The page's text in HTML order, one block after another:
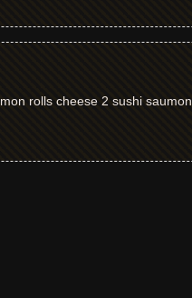
rolls saumon 6 saumon rolls cheese 2 sushi saumon